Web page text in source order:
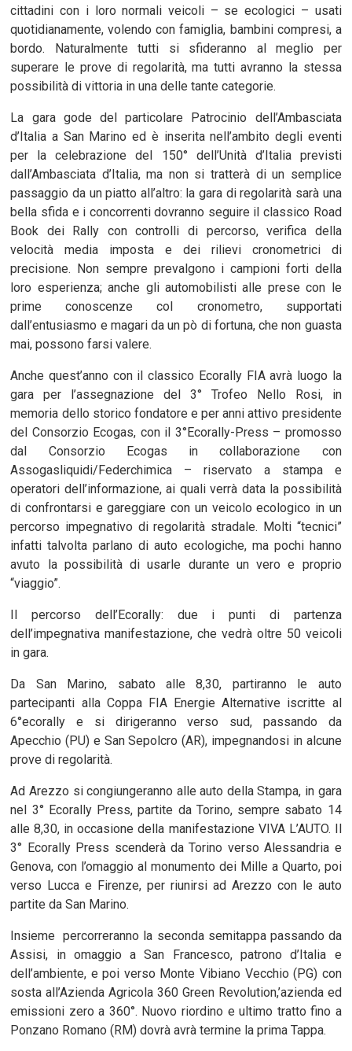
cittadini con i loro normali veicoli – se ecologici – usati
quotidianamente, volendo con famiglia, bambini compresi, a
bordo. Naturalmente tutti si sfideranno al meglio per
superare le prove di regolarità, ma tutti avranno la stessa
possibilità di vittoria in una delle tante categorie.
La gara gode del particolare Patrocinio dell’Ambasciata
d’Italia a San Marino ed è inserita nell’ambito degli eventi
per la celebrazione del 150° dell’Unità d’Italia previsti
dall’Ambasciata d’Italia, ma non si tratterà di un semplice
passaggio da un piatto all’altro: la gara di regolarità sarà una
bella sfida e i concorrenti dovranno seguire il classico Road
Book dei Rally con controlli di percorso, verifica della
velocità media imposta e dei rilievi cronometrici di
precisione. Non sempre prevalgono i campioni forti della
loro esperienza; anche gli automobilisti alle prese con le
prime conoscenze col cronometro, supportati
dall’entusiasmo e magari da un pò di fortuna, che non guasta
mai, possono farsi valere.
Anche quest’anno con il classico Ecorally FIA avrà luogo la
gara per l’assegnazione del 3° Trofeo Nello Rosi, in
memoria dello storico fondatore e per anni attivo presidente
del Consorzio Ecogas, con il 3°Ecorally-Press – promosso
dal Consorzio Ecogas in collaborazione con
Assogasliquidi/Federchimica – riservato a stampa e
operatori dell’informazione, ai quali verrà data la possibilità
di confrontarsi e gareggiare con un veicolo ecologico in un
percorso impegnativo di regolarità stradale. Molti “tecnici”
infatti talvolta parlano di auto ecologiche, ma pochi hanno
avuto la possibilità di usarle durante un vero e proprio
“viaggio”.
Il percorso dell’Ecorally: due i punti di partenza
dell’impegnativa manifestazione, che vedrà oltre 50 veicoli
in gara.
Da San Marino, sabato alle 8,30, partiranno le auto
partecipanti alla Coppa FIA Energie Alternative iscritte al
6°ecorally e si dirigeranno verso sud, passando da
Apecchio (PU) e San Sepolcro (AR), impegnandosi in alcune
prove di regolarità.
Ad Arezzo si congiungeranno alle auto della Stampa, in gara
nel 3° Ecorally Press, partite da Torino, sempre sabato 14
alle 8,30, in occasione della manifestazione VIVA L’AUTO. Il
3° Ecorally Press scenderà da Torino verso Alessandria e
Genova, con l’omaggio al monumento dei Mille a Quarto, poi
verso Lucca e Firenze, per riunirsi ad Arezzo con le auto
partite da San Marino.
Insieme percorreranno la seconda semitappa passando da
Assisi, in omaggio a San Francesco, patrono d’Italia e
dell’ambiente, e poi verso Monte Vibiano Vecchio (PG) con
sosta all’Azienda Agricola 360 Green Revolution,’azienda ed
emissioni zero a 360°. Nuovo riordino e ultimo tratto fino a
Ponzano Romano (RM) dovrà avrà termine la prima Tappa.